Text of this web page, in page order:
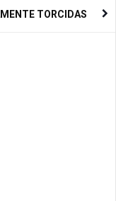
TORCIDAS